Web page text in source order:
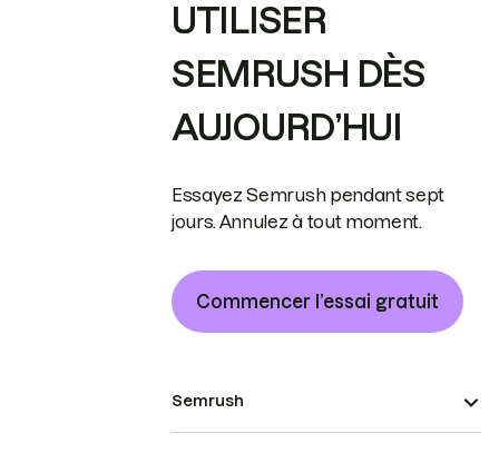
UTILISER
SEMRUSH DÈS
AUJOURD’HUI
Essayez Semrush pendant sept
jours. Annulez à tout moment.
Commencer l’essai gratuit
Semrush